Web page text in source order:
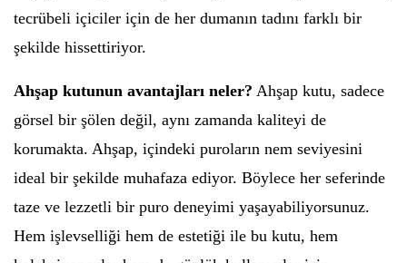
tecrübeli içiciler için de her dumanın tadını farklı bir
şekilde hissettiriyor.
Ahşap kutunun avantajları neler? Ahşap kutu, sadece
görsel bir şölen değil, aynı zamanda kaliteyi de
korumakta. Ahşap, içindeki puroların nem seviyesini
ideal bir şekilde muhafaza ediyor. Böylece her seferinde
taze ve lezzetli bir puro deneyimi yaşayabiliyorsunuz.
Hem işlevselliği hem de estetiği ile bu kutu, hem